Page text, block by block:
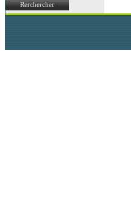
Rerchercher